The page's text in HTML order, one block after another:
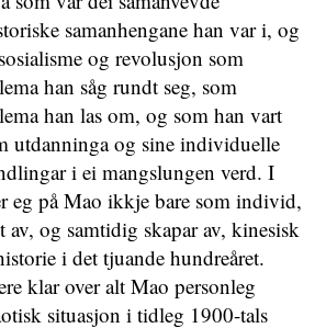
samanhengane han var i, og
og revolusjon som
han såg rundt seg, som
han las om, og som han vart
utdanninga og sine individuelle
i ei mangslungen verd. I
eg på Mao ikkje bare som individ,
og samtidig skapar av, kinesisk
i det tjuande hundreåret.
klar over alt Mao personleg
situasjon i tidleg 1900-tals